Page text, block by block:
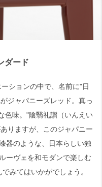
検索
ダード
ションの中で、名前に"日
ジャパニーズレッド。真っ
色味。"陰翳礼讃（いんえい
りますが、このジャパニー
器のような、日本らしい独
ーヴェを和モダンで楽しむ
みてはいかがでしょう。